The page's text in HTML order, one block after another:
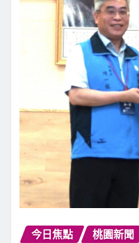
今日焦點 桃園新聞